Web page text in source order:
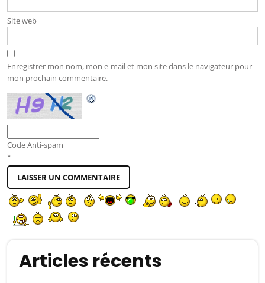
Site web
Enregistrer mon nom, mon e-mail et mon site dans le navigateur pour
mon prochain commentaire.
Code Anti-spam
*
Articles récents